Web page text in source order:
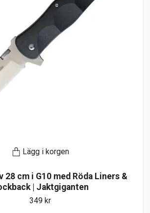
Lägg i korgen
28 cm i G10 med Röda Liners &
| Jaktgiganten
349 kr